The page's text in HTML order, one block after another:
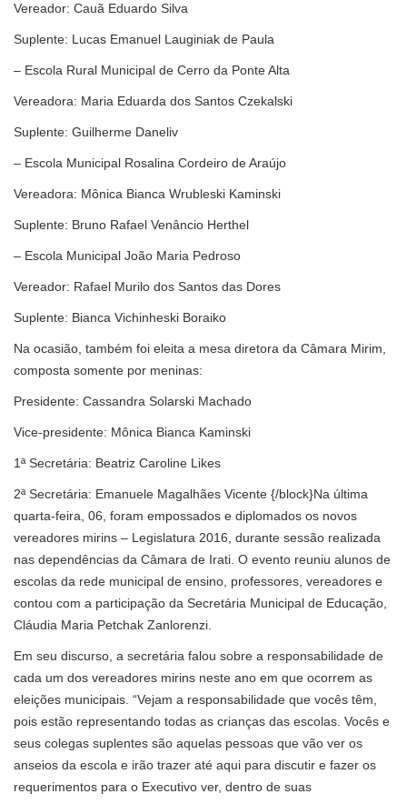
Vereador: Cauã Eduardo Silva
Suplente: Lucas Emanuel Lauginiak de Paula
– Escola Rural Municipal de Cerro da Ponte Alta
Vereadora: Maria Eduarda dos Santos Czekalski
Suplente: Guilherme Daneliv
– Escola Municipal Rosalina Cordeiro de Araújo
Vereadora: Mônica Bianca Wrubleski Kaminski
Suplente: Bruno Rafael Venâncio Herthel
– Escola Municipal João Maria Pedroso
Vereador: Rafael Murilo dos Santos das Dores
Suplente: Bianca Vichinheski Boraiko
Na ocasião, também foi eleita a mesa diretora da Câmara Mirim,
composta somente por meninas:
Presidente: Cassandra Solarski Machado
Vice-presidente: Mônica Bianca Kaminski
1ª Secretária: Beatriz Caroline Likes
2ª Secretária: Emanuele Magalhães Vicente {/block}Na última
quarta-feira, 06, foram empossados e diplomados os novos
vereadores mirins – Legislatura 2016, durante sessão realizada
nas dependências da Câmara de Irati. O evento reuniu alunos de
escolas da rede municipal de ensino, professores, vereadores e
contou com a participação da Secretária Municipal de Educação,
Cláudia Maria Petchak Zanlorenzi.
Em seu discurso, a secretária falou sobre a responsabilidade de
cada um dos vereadores mirins neste ano em que ocorrem as
eleições municipais. “Vejam a responsabilidade que vocês têm,
pois estão representando todas as crianças das escolas. Vocês e
seus colegas suplentes são aquelas pessoas que vão ver os
anseios da escola e irão trazer até aqui para discutir e fazer os
requerimentos para o Executivo ver, dentro de suas